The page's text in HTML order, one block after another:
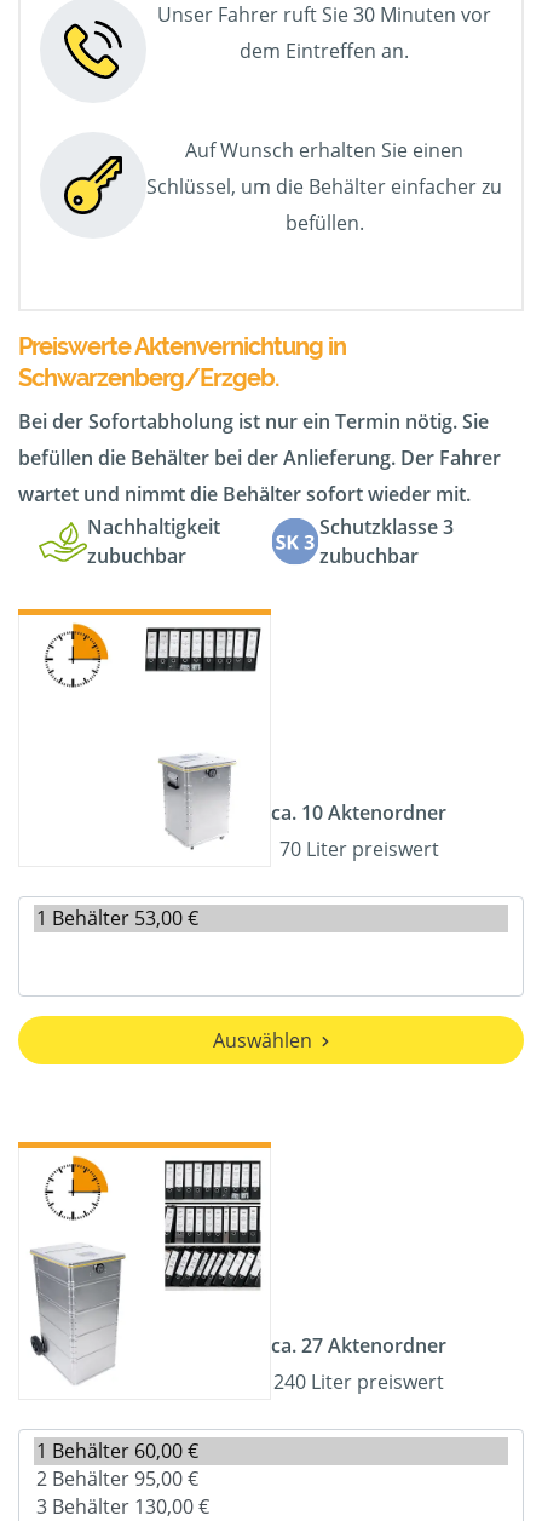
Unser Fahrer ruft Sie 30 Minuten vor
dem Eintreffen an.
Auf Wunsch erhalten Sie einen
Schlüssel, um die Behälter einfacher zu
befüllen.
Preiswerte Aktenvernichtung in
Schwarzenberg/Erzgeb.
Bei der Sofortabholung ist nur ein Termin nötig. Sie
befüllen die Behälter bei der Anlieferung. Der Fahrer
wartet und nimmt die Behälter sofort wieder mit.
Nachhaltigkeit
zubuchbar
Schutzklasse 3
zubuchbar
ca. 10 Aktenordner
70 Liter preiswert
Auswählen
ca. 27 Aktenordner
240 Liter preiswert